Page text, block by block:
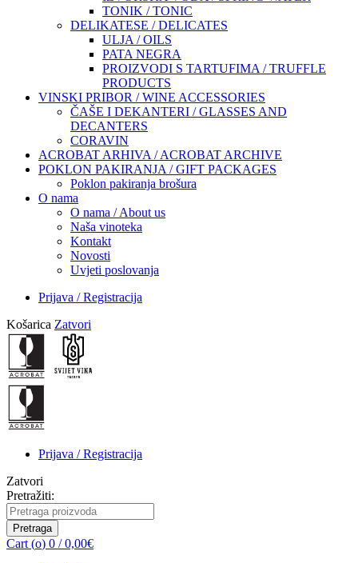
TONIK / TONIC
DELIKATESE / DELICATES
ULJA / OILS
PATA NEGRA
PROIZVODI S TARTUFIMA / TRUFFLE
PRODUCTS
VINSKI PRIBOR / WINE ACCESSORIES
ČAŠE I DEKANTERI / GLASSES AND
DECANTERS
CORAVIN
ACROBAT ARHIVA / ACROBAT ARCHIVE
POKLON PAKIRANJA / GIFT PACKAGES
Poklon pakiranja brošura
O nama
O nama / About us
Naša vinoteka
Kontakt
Novosti
Uvjeti poslovanja
Prijava / Registracija
Košarica Zatvori
Prijava / Registracija
Zatvori
Pretražiti:
Pretraga
Cart (o) 0 / 0,00€